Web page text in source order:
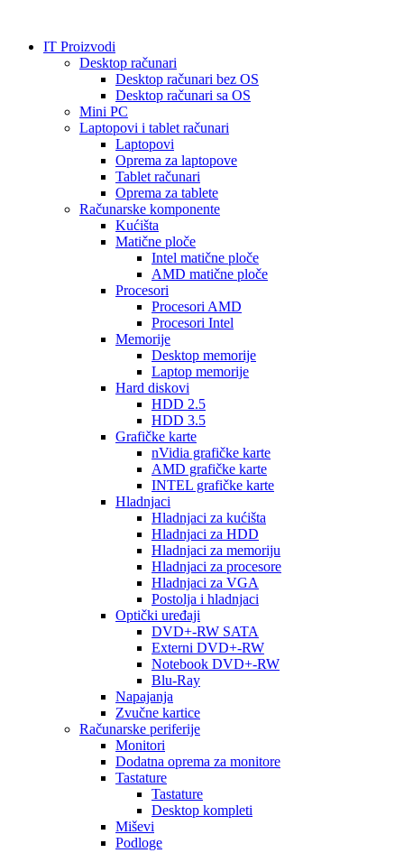
IT Proizvodi
Desktop računari
Desktop računari bez OS
Desktop računari sa OS
Mini PC
Laptopovi i tablet računari
Laptopovi
Oprema za laptopove
Tablet računari
Oprema za tablete
Računarske komponente
Kućišta
Matične ploče
Intel matične ploče
AMD matične ploče
Procesori
Procesori AMD
Procesori Intel
Memorije
Desktop memorije
Laptop memorije
Hard diskovi
HDD 2.5
HDD 3.5
Grafičke karte
nVidia grafičke karte
AMD grafičke karte
INTEL grafičke karte
Hladnjaci
Hladnjaci za kućišta
Hladnjaci za HDD
Hladnjaci za memoriju
Hladnjaci za procesore
Hladnjaci za VGA
Postolja i hladnjaci
Optički uređaji
DVD+-RW SATA
Externi DVD+-RW
Notebook DVD+-RW
Blu-Ray
Napajanja
Zvučne kartice
Računarske periferije
Monitori
Dodatna oprema za monitore
Tastature
Tastature
Desktop kompleti
Miševi
Podloge